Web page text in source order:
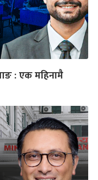
: एक महिनामै